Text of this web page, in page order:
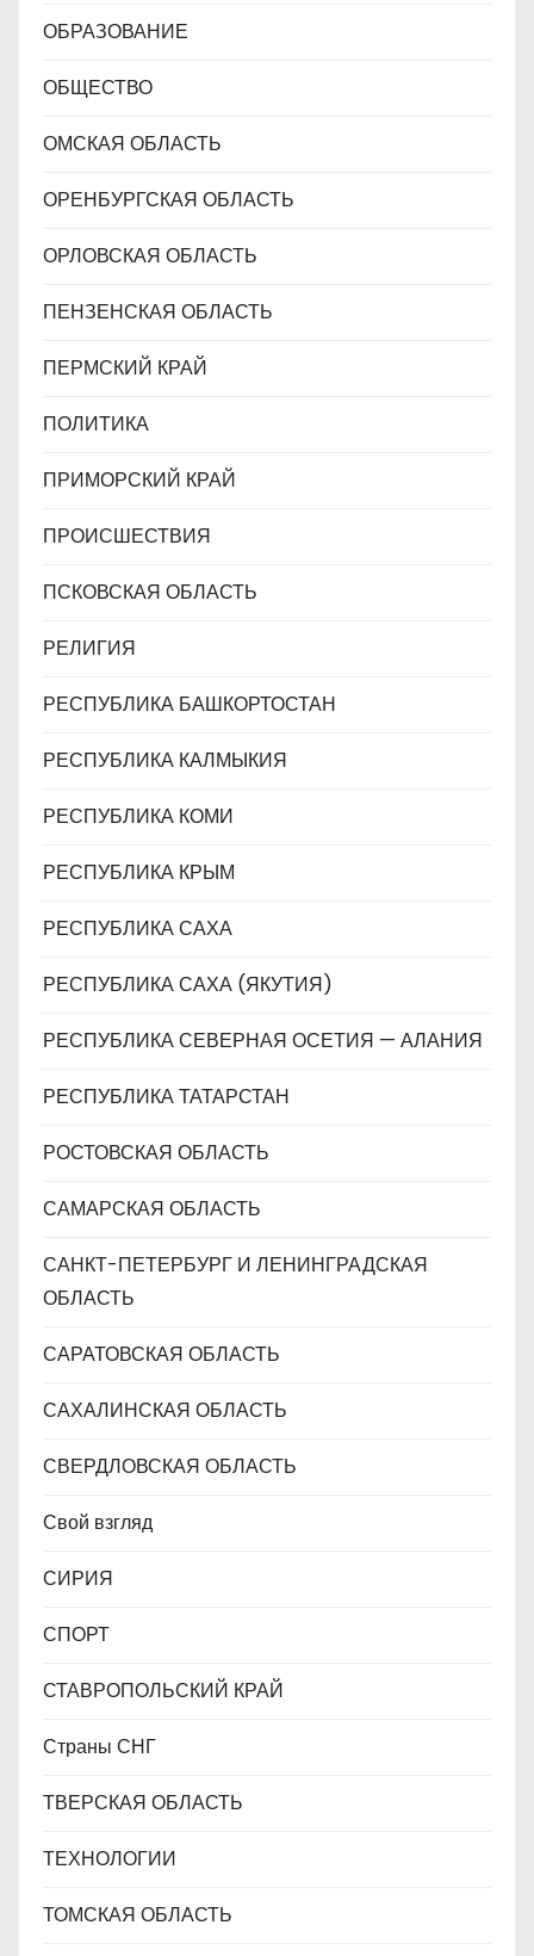
ОБРАЗОВАНИЕ
ОБЩЕСТВО
ОМСКАЯ ОБЛАСТЬ
ОРЕНБУРГСКАЯ ОБЛАСТЬ
ОРЛОВСКАЯ ОБЛАСТЬ
ПЕНЗЕНСКАЯ ОБЛАСТЬ
ПЕРМСКИЙ КРАЙ
ПОЛИТИКА
ПРИМОРСКИЙ КРАЙ
ПРОИСШЕСТВИЯ
ПСКОВСКАЯ ОБЛАСТЬ
РЕЛИГИЯ
РЕСПУБЛИКА БАШКОРТОСТАН
РЕСПУБЛИКА КАЛМЫКИЯ
РЕСПУБЛИКА КОМИ
РЕСПУБЛИКА КРЫМ
РЕСПУБЛИКА САХА
РЕСПУБЛИКА САХА (ЯКУТИЯ)
РЕСПУБЛИКА СЕВЕРНАЯ ОСЕТИЯ — АЛАНИЯ
РЕСПУБЛИКА ТАТАРСТАН
РОСТОВСКАЯ ОБЛАСТЬ
САМАРСКАЯ ОБЛАСТЬ
САНКТ-ПЕТЕРБУРГ И ЛЕНИНГРАДСКАЯ
ОБЛАСТЬ
САРАТОВСКАЯ ОБЛАСТЬ
САХАЛИНСКАЯ ОБЛАСТЬ
СВЕРДЛОВСКАЯ ОБЛАСТЬ
Свой взгляд
СИРИЯ
СПОРТ
СТАВРОПОЛЬСКИЙ КРАЙ
Страны СНГ
ТВЕРСКАЯ ОБЛАСТЬ
ТЕХНОЛОГИИ
ТОМСКАЯ ОБЛАСТЬ